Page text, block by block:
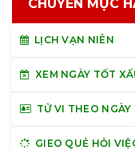
CHUYÊN MỤC
LỊCH VẠN NIÊN
XEM NGÀY TỐT
TỬ VI THEO NGÀY
GIEO QUẺ HỎI